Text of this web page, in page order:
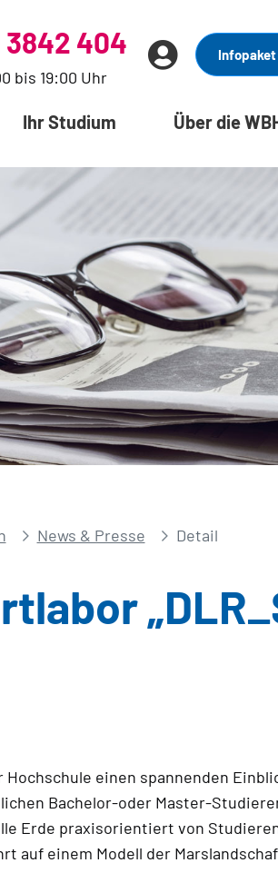
3842 404
bis 19:00 Uhr
Ihr Studium Über die
News & Presse Detail
einen spannenden
Bachelor-oder Master-
Erde praxisorientiert von
auf einem Modell der